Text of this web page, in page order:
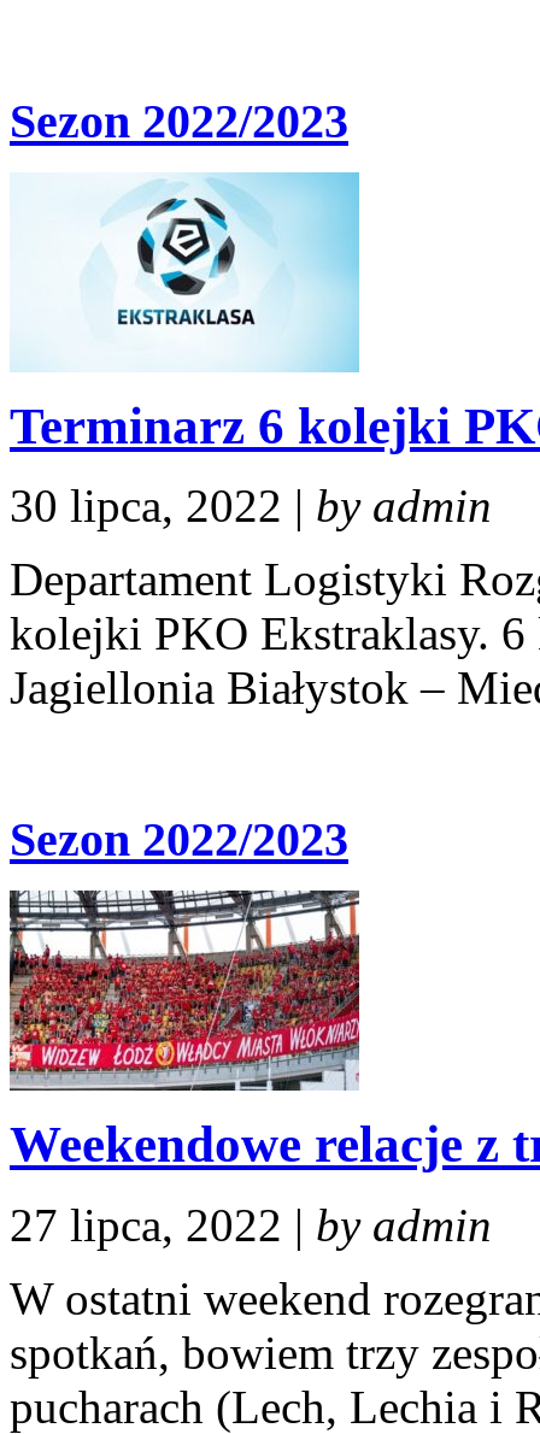
Sezon 2022/2023
Terminarz 6 kolejki
30 lipca, 2022 | by admin
Departament Logistyki
kolejki PKO Ekstraklasy.
Jagiellonia Białystok –
Sezon 2022/2023
Weekendowe relacje z
27 lipca, 2022 | by admin
W ostatni weekend
spotkań, bowiem trzy
pucharach (Lech, Lechia i